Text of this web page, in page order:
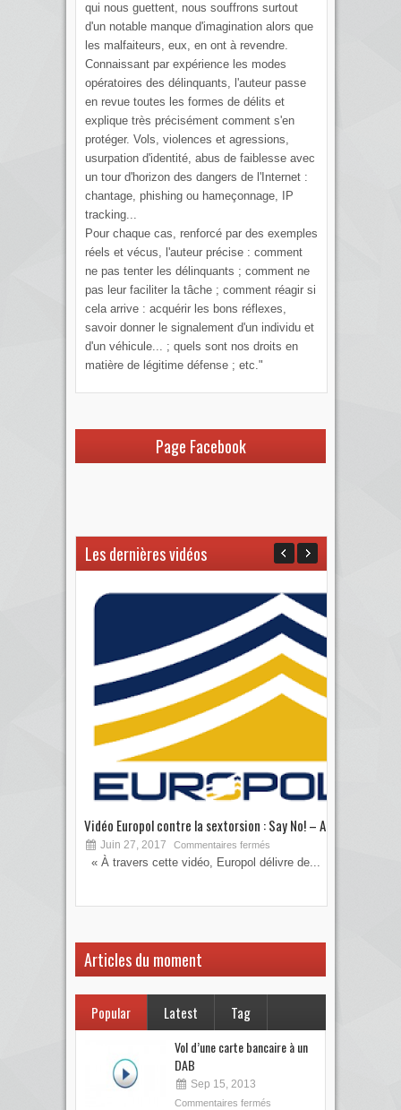
qui nous guettent, nous souffrons surtout
d'un notable manque d'imagination alors que
les malfaiteurs, eux, en ont à revendre.
Connaissant par expérience les modes
opératoires des délinquants, l'auteur passe
en revue toutes les formes de délits et
explique très précisément comment s'en
protéger. Vols, violences et agressions,
usurpation d'identité, abus de faiblesse avec
un tour d'horizon des dangers de l'Internet :
chantage, phishing ou hameçonnage, IP
tracking...
Pour chaque cas, renforcé par des exemples
réels et vécus, l'auteur précise : comment
ne pas tenter les délinquants ; comment ne
pas leur faciliter la tâche ; comment réagir si
cela arrive : acquérir les bons réflexes,
savoir donner le signalement d'un individu et
d'un véhicule... ; quels sont nos droits en
matière de légitime défense ; etc."
Page Facebook
Les dernières vidéos
Vidéo Europol contre la sextorsion : Say No! – A...
Juin 27, 2017 Commentaires fermés
« À travers cette vidéo, Europol délivre de...
Articles du moment
Popular Latest Tag
Vol d’une carte bancaire à un
DAB
Sep 15, 2013
Commentaires fermés